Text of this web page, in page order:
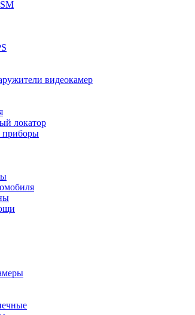
видеокамер
локатор
приборы